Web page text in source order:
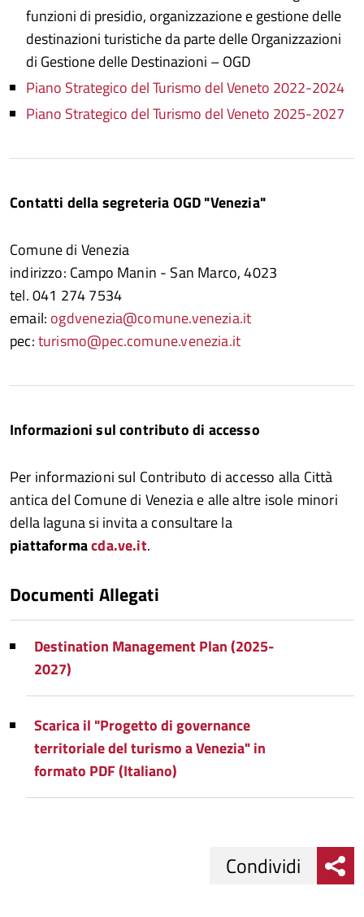
funzioni di presidio, organizzazione e gestione delle
destinazioni turistiche da parte delle Organizzazioni
di Gestione delle Destinazioni – OGD
Piano Strategico del Turismo del Veneto 2022-2024
Piano Strategico del Turismo del Veneto 2025-2027
Contatti della segreteria OGD "Venezia"
Comune di Venezia
indirizzo: Campo Manin - San Marco, 4023
tel. 041 274 7534
email: ogdvenezia@comune.venezia.it
pec:turismo@pec.comune.venezia.it
Informazioni sul contributo di accesso
Per informazioni sul Contributo di accesso alla Città
antica del Comune di Venezia e alle altre isole minori
della laguna si invita a consultare la
piattaformacda.ve.it.
Documenti Allegati
Destination Management Plan (2025-
2027)
Scarica il "Progetto di governance
territoriale del turismo a Venezia" in
formato PDF (Italiano)
Condividi